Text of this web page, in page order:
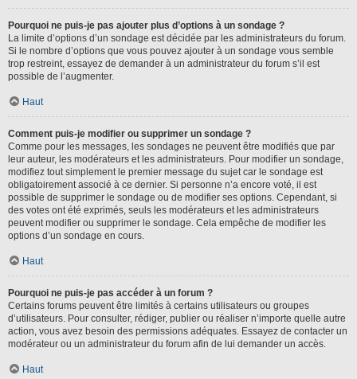
Pourquoi ne puis-je pas ajouter plus d’options à un sondage ?
La limite d’options d’un sondage est décidée par les administrateurs du forum.
Si le nombre d’options que vous pouvez ajouter à un sondage vous semble
trop restreint, essayez de demander à un administrateur du forum s’il est
possible de l’augmenter.
Haut
Comment puis-je modifier ou supprimer un sondage ?
Comme pour les messages, les sondages ne peuvent être modifiés que par
leur auteur, les modérateurs et les administrateurs. Pour modifier un sondage,
modifiez tout simplement le premier message du sujet car le sondage est
obligatoirement associé à ce dernier. Si personne n’a encore voté, il est
possible de supprimer le sondage ou de modifier ses options. Cependant, si
des votes ont été exprimés, seuls les modérateurs et les administrateurs
peuvent modifier ou supprimer le sondage. Cela empêche de modifier les
options d’un sondage en cours.
Haut
Pourquoi ne puis-je pas accéder à un forum ?
Certains forums peuvent être limités à certains utilisateurs ou groupes
d’utilisateurs. Pour consulter, rédiger, publier ou réaliser n’importe quelle autre
action, vous avez besoin des permissions adéquates. Essayez de contacter un
modérateur ou un administrateur du forum afin de lui demander un accès.
Haut